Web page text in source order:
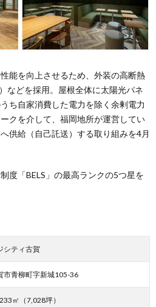
能を向上させるため、外装の高断熱
などを採用。屋根全体に太陽光パネ
ち自家消費した電力を除く余剰電力
クを介して、福岡地所が運営してい
供給（自己託送）する取り組みを4月
度「BELS」の最高ランクの5つ星を
シティ古賀
市青柳町字新城105-36
㎡（7,028坪）